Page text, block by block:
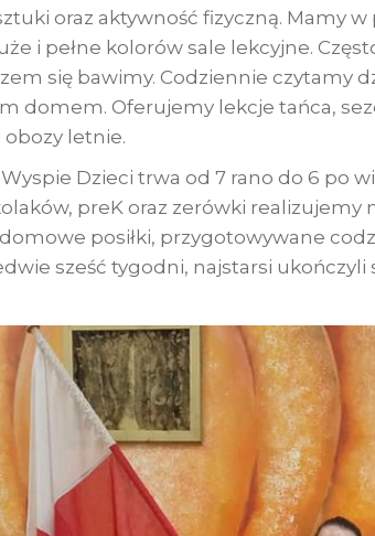
oraz aktywność fizyczną. Mamy
i pełne kolorów sale lekcyjne.
się bawimy. Codziennie czytamy
domem. Oferujemy lekcje tańca,
obozy letnie.
Dzieci trwa od 7 rano do 6 po
preK oraz zerówki realizujemy
posiłki, przygotowywane
sześć tygodni, najstarsi ukończyli